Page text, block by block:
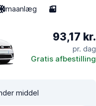
3
93,17 kr.
pr. dag
Gratis afbestilling
middel